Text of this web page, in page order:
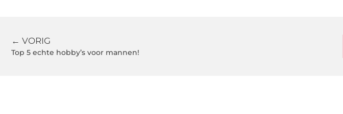
← VORIG
Top 5 echte hobby’s voor mannen!